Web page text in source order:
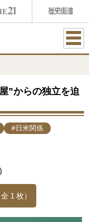
ME
”からの独立を迫
#日米関係
1 枚）